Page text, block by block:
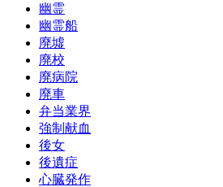
幽霊
幽霊船
廃墟
廃校
廃病院
廃車
弁当業界
強制献血
後女
後遺症
心臓発作